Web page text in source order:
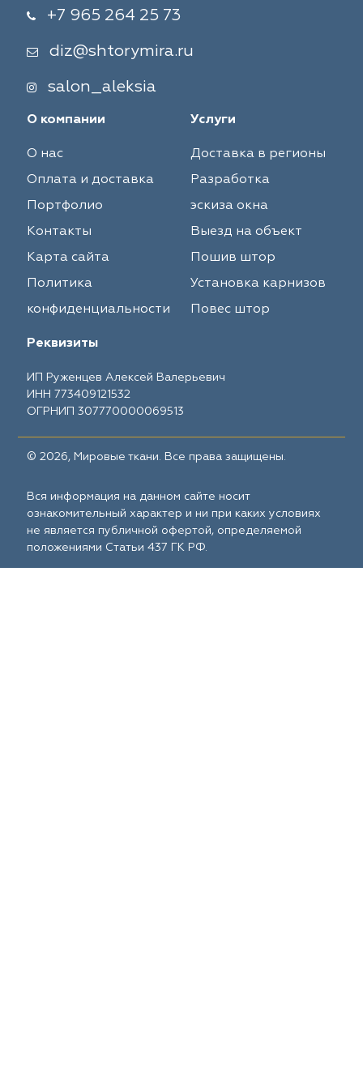
+7 965 264 25 73
diz@shtorymira.ru
salon_aleksia
О компании
О нас
Оплата и доставка
Портфолио
Контакты
Карта сайта
Политика
конфиденциальности
Услуги
Доставка в регионы
Разработка
эскиза окна
Выезд на объект
Пошив штор
Установка карнизов
Повес штор
Реквизиты
ИП Руженцев Алексей Валерьевич
ИНН 773409121532
ОГРНИП 307770000069513
© 2026, Мировые ткани. Все права защищены.
Вся информация на данном сайте носит
ознакомительный характер и ни при каких условиях
не является публичной офертой, определяемой
положениями Статьи 437 ГК РФ.